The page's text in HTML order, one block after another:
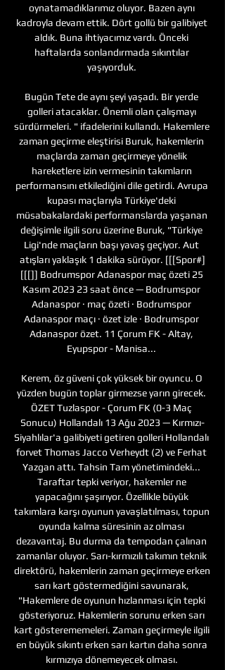
oynatamadıklarımız oluyor. Bazen aynı
kadroyla devam ettik. Dört gollü bir galibiyet
aldık. Buna ihtiyacımız vardı. Önceki
haftalarda sonlandırmada sıkıntılar
yaşıyorduk.
Bugün Tete de aynı şeyi yaşadı. Bir yerde
golleri atacaklar. Önemli olan çalışmayı
sürdürmeleri. " ifadelerini kullandı. Hakemlere
zaman geçirme eleştirisi Buruk, hakemlerin
maçlarda zaman geçirmeye yönelik
hareketlere izin vermesinin takımların
performansını etkilediğini dile getirdi. Avrupa
kupası maçlarıyla Türkiye'deki
müsabakalardaki performanslarda yaşanan
değişimle ilgili soru üzerine Buruk, "Türkiye
Ligi'nde maçların başı yavaş geçiyor. Aut
atışları yaklaşık 1 dakika sürüyor. [[[Spor#]
[[[]] Bodrumspor Adanaspor maç özeti 25
Kasım 2023 23 saat önce — Bodrumspor
Adanaspor · maç özeti · Bodrumspor
Adanaspor maçı · özet izle · Bodrumspor
Adanaspor özet. 11 Çorum FK - Altay,
Eyupspor - Manisa...
Kerem, öz güveni çok yüksek bir oyuncu. O
yüzden bugün toplar girmezse yarın girecek.
ÖZET Tuzlaspor - Çorum FK (0-3 Maç
Sonucu) Hollandalı 13 Ağu 2023 — Kırmızı-
Siyahlılar'a galibiyeti getiren golleri Hollandalı
forvet Thomas Jacco Verheydt (2) ve Ferhat
Yazgan attı. Tahsin Tam yönetimindeki...
Taraftar tepki veriyor, hakemler ne
yapacağını şaşırıyor. Özellikle büyük
takımlara karşı oyunun yavaşlatılması, topun
oyunda kalma süresinin az olması
dezavantaj. Bu durma da tempodan çalınan
zamanlar oluyor. Sarı-kırmızılı takımın teknik
direktörü, hakemlerin zaman geçirmeye erken
sarı kart göstermediğini savunarak,
"Hakemlere de oyunun hızlanması için tepki
gösteriyoruz. Hakemlerin sorunu erken sarı
kart gösterememeleri. Zaman geçirmeyle ilgili
en büyük sıkıntı erken sarı kartın daha sonra
kırmızıya dönemeyecek olması.